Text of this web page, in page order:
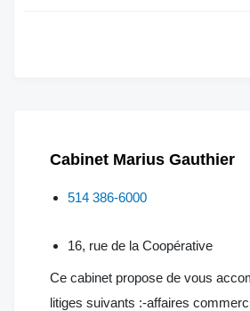
Cabinet Marius Gauthier
514 386-6000
16, rue de la Coopérative
Ce cabinet propose de vous
litiges suivants :-affaires